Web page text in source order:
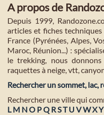
A propos de
Depuis 1999,
articles et fiches
France (Pyrénées, Alpes,
Maroc, Réunion...) :
le trekking, nous
raquettes à neige, vtt,
Rechercher un sommet, lac,
Rechercher une ville qui
L M NO PQ RST U VWXY